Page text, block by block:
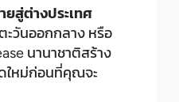
สู่ต่างประเทศ
ะวันออกกลาง หรือ
นานาชาติสร้าง
ใหม่ก่อนที่คุณจะ